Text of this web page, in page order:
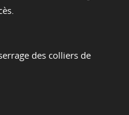
des colliers de